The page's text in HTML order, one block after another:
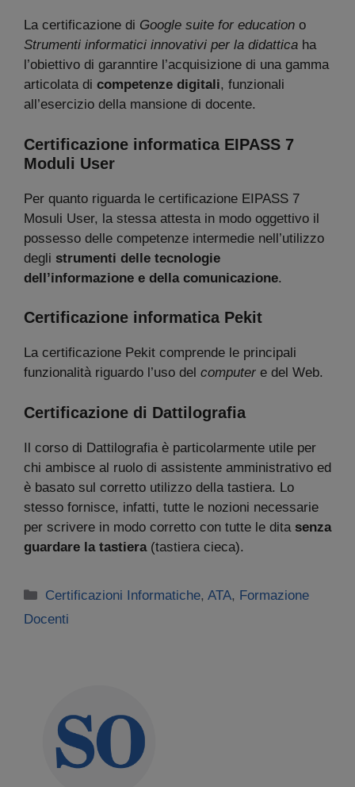
La certificazione di Google suite for education o
Strumenti informatici innovativi per la didattica ha
l’obiettivo di garanntire l’acquisizione di una gamma
articolata di competenze digitali, funzionali
all’esercizio della mansione di docente.
Certificazione informatica EIPASS 7
Moduli User
Per quanto riguarda le certificazione EIPASS 7
Mosuli User, la stessa attesta in modo oggettivo il
possesso delle competenze intermedie nell’utilizzo
degli strumenti delle tecnologie
dell’informazione e della comunicazione.
Certificazione informatica Pekit
La certificazione Pekit comprende le principali
funzionalità riguardo l’uso del computer e del Web.
Certificazione di Dattilografia
Il corso di Dattilografia è particolarmente utile per
chi ambisce al ruolo di assistente amministrativo ed
è basato sul corretto utilizzo della tastiera. Lo
stesso fornisce, infatti, tutte le nozioni necessarie
per scrivere in modo corretto con tutte le dita senza
guardare la tastiera(tastiera cieca).
Categorie
Certificazioni Informatiche,ATA, Formazione
Docenti